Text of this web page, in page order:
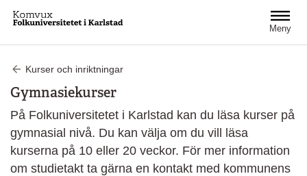
Meny
Kurser och inriktningar
Gymnasiekurser
På Folkuniversitetet i Karlstad kan du läsa kurser på
gymnasial nivå. Du kan välja om du vill läsa
kurserna på 10 eller 20 veckor. För mer information
om studietakt ta gärna en kontakt med kommunens